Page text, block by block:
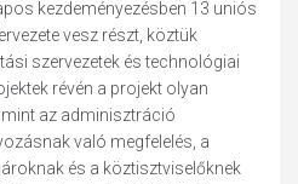
kezdeményezésben 13 uniós
vesz részt, köztük
szervezetek és technológiai
révén a projekt olyan
az adminisztráció
való megfelelés, a
és a köztisztviselőknek